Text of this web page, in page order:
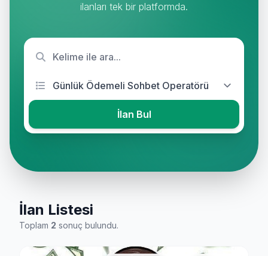
ilanları tek bir platformda.
İlan Bul
İlan Listesi
Toplam 2 sonuç bulundu.